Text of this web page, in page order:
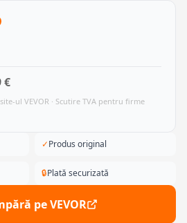
€
ul VEVOR · Scutire TVA pentru firme
✓Produs original
🔒Plată securizată
pe VEVOR